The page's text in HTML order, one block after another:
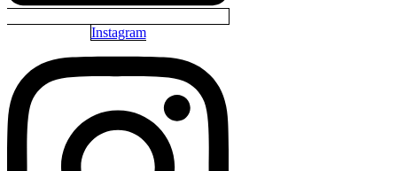
Instagram